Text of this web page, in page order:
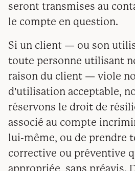
seront transmises au
le compte en question.
Si un client — ou son
toute personne utilisant
raison du client — viole
d'utilisation acceptable,
réservons le droit de
associé au compte
lui-même, ou de prendre
corrective ou préventive